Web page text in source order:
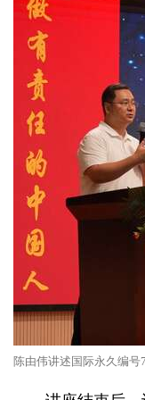
陈由伟讲述国际永久编号